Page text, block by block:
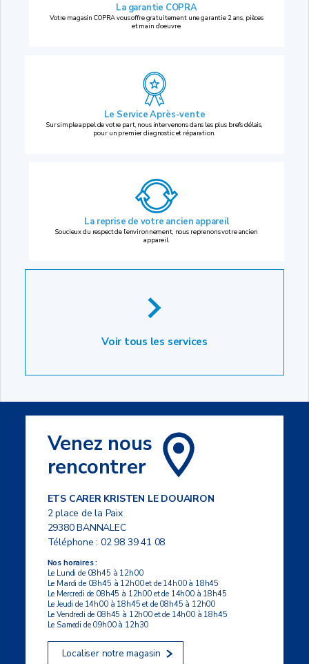
La garantie COPRA
Votre magasin COPRA vous offre gratuitement une garantie 2 ans, pièces
et main d’oeuvre.
Le Service Après-vente
Sur simple appel de votre part, nous intervenons dans les plus brefs délais,
pour un premier diagnostic et réparation.
La reprise de votre ancien appareil
Soucieux du respect de l’environnement, nous reprenons votre ancien
appareil.
Voir tous les services
Venez nous
rencontrer
ETS CARER KRISTEN LE DOUAIRON
2 place de la Paix
29380 BANNALEC
Téléphone :02 98 39 41 08
Nos horaires :
Le Lundi de 08h45 à 12h00
Le Mardi de 08h45 à 12h00 et de 14h00 à 18h45
Le Mercredi de 08h45 à 12h00 et de 14h00 à 18h45
Le Jeudi de 14h00 à 18h45 et de 08h45 à 12h00
Le Vendredi de 08h45 à 12h00 et de 14h00 à 18h45
Le Samedi de 09h00 à 12h30
Localiser notre magasin